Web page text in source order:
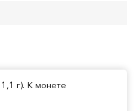
г). К монете